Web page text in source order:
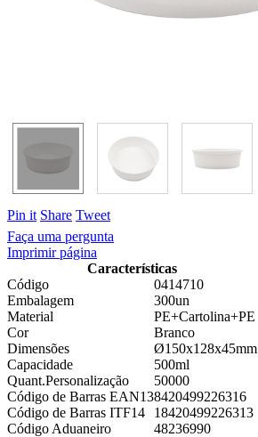
Pin it Share Tweet
Faça uma pergunta
Imprimir página
Características
Código
0414710
Embalagem
300un
Material
PE+Cartolina+PE
Cor
Branco
Dimensões
Ø150x128x45mm
Capacidade
500ml
Quant.Personalização
50000
Código de Barras EAN138420499226316
Código de Barras ITF14
18420499226313
Código Aduaneiro
48236990